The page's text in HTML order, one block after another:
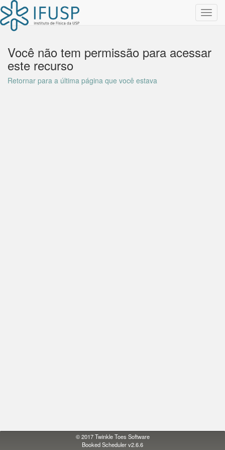
Você não tem permissão para acessar
este recurso
Retornar para a última página que você estava
© 2017Twinkle Toes Software
Booked Scheduler v2.6.6